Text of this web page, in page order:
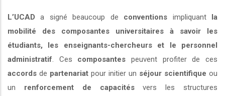
L’UCAD a signé beaucoup de conventions impliquant la
mobilité des composantes universitaires à savoir les
étudiants, les enseignants-chercheurs et le personnel
administratif . Ces composantes peuvent profiter de ces
accords de partenariat pour initier un séjour scientifique ou
un renforcement de capacitésvers les structures